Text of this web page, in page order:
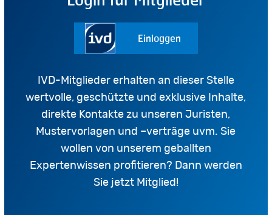
Einloggen
IVD-Mitglieder erhalten an dieser Stelle
wertvolle, geschützte und exklusive Inhalte,
direkte Kontakte zu unseren Juristen,
Mustervorlagen und –verträge uvm. Sie
wollen von unserem geballten
Expertenwissen profitieren? Dann werden
Sie jetzt Mitglied!